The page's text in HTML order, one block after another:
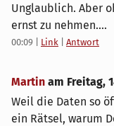
Unglaublich. Aber
ernst zu nehmen....
00:09 Link Antwort
Martin am Freitag,
Weil die Daten so
ein Rätsel, warum